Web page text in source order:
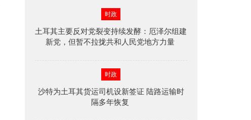
时政
土耳其主要反对党裂变持续发酵：厄泽尔组建
新党，但暂不拉拢共和人民党地方力量
时政
沙特为土耳其货运司机设新签证 陆路运输时
隔多年恢复